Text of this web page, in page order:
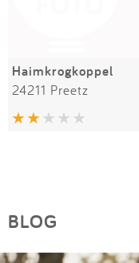
Haimkrogkoppel
24211 Preetz
BLOG